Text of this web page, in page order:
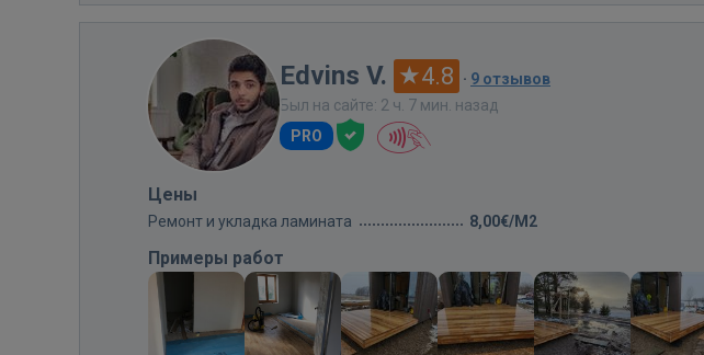
Edvins V. 4.8 · 9 отзывов
Был на сайте: 2 ч. 7 мин. назад
PRO
Цены
Ремонт и укладка ламината 8,00€/M2
Примеры работ